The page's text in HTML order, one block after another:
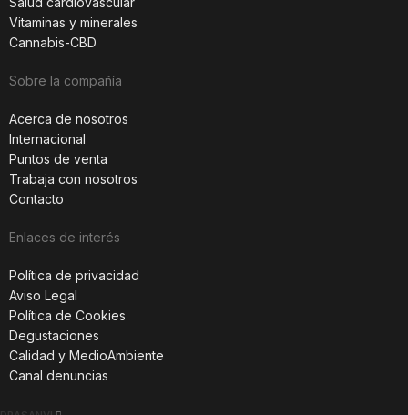
Vitaminas y minerales
Cannabis-CBD
Sobre la compañía
Acerca de nosotros
Internacional
Puntos de venta
Trabaja con nosotros
Contacto
Enlaces de interés
Política de privacidad
Aviso Legal
Política de Cookies
Degustaciones
Calidad y MedioAmbiente
Canal denuncias